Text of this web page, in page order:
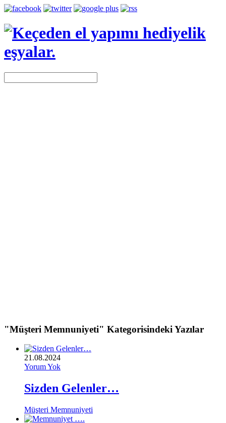
"Müşteri Memnuniyeti" Kategorisindeki Yazılar
21.08.2024
Yorum Yok
Sizden Gelenler…
Müşteri Memnuniyeti